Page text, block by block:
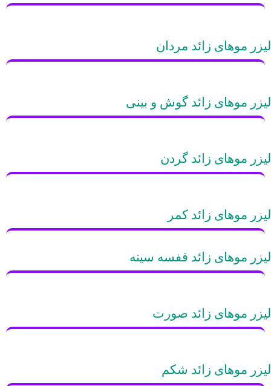
لیزر موهای زائد مردان
لیزر موهای زائد گوش و بینی
لیزر موهای زائد گردن
لیزر موهای زائد کمر
لیزر موهای زائد قفسه سینه
لیزر موهای زائد صورت
لیزر موهای زائد شکم